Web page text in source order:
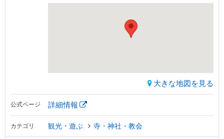
大きな地図を見る
公式ページ 詳細情報
カテゴリ 観光・遊ぶ 寺・神社・教会